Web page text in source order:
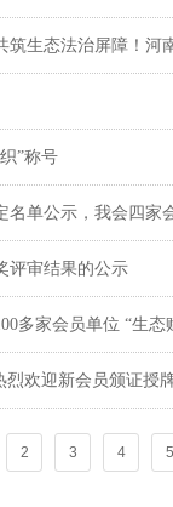
”称号
名单公示，我会四家
评审结果的公示
多家会员单位 “生态
欢迎新会员颁证授
2 3 4 5